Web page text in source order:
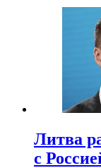
Литва
с